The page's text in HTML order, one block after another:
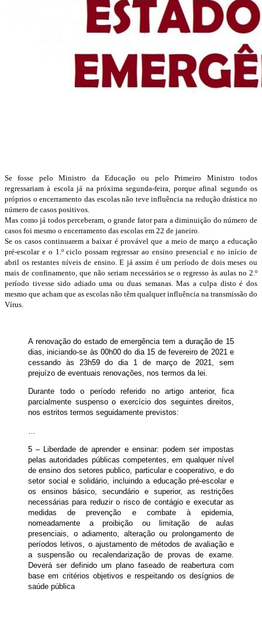
Se fosse pelo Ministro da Educação ou pelo Primeiro Ministro todos
regressariam à escola já na próxima segunda-feira, porque afinal segundo os
próprios o encerramento das escolas não teve influência na redução drástica no
número de casos positivos.
Mas como já todos perceberam, o grande fator para a diminuição do número de
casos foi mesmo o encerramento das escolas em 22 de janeiro.
Se os casos continuarem a baixar é provável que a meio de março a educação
pré-escolar e o 1.º ciclo possam regressar ao ensino presencial e no início de
abril os restantes níveis de ensino. E já assim é um período de dois meses ou
mais de confinamento, que não seriam necessários se o regresso às aulas no 2.º
período tivesse sido adiado uma ou duas semanas. Mas a culpa disto é dos
mesmo que acham que as escolas não têm qualquer influência na transmissão do
Vírus.
A renovação do estado de emergência tem a duração de 15
dias, iniciando-se às 00h00 do dia 15 de fevereiro de 2021 e
cessando às 23h59 do dia 1 de março de 2021, sem
prejuízo de eventuais renovações, nos termos da lei.
Durante todo o período referido no artigo anterior, fica
parcialmente suspenso o exercício dos seguintes direitos,
nos estritos termos seguidamente previstos:
5 – Liberdade de aprender e ensinar: podem ser impostas
pelas autoridades públicas competentes, em qualquer nível
de ensino dos setores publico, particular e cooperativo, e do
setor social e solidário, incluindo a educação pré-escolar e
os ensinos básico, secundário e superior, as restrições
necessárias para reduzir o risco de contágio e executar as
medidas de prevenção e combate à epidemia,
nomeadamente a proibição ou limitação de aulas
presenciais, o adiamento, alteração ou prolongamento de
períodos letivos, o ajustamento de métodos de avaliação e
a suspensão ou recalendarização de provas de exame.
Deverá ser definido um plano faseado de reabertura com
base em critérios objetivos e respeitando os desígnios de
saúde pública